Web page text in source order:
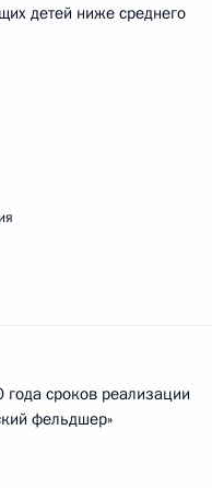
детей ниже среднего
сроков реализации
фельдшер»